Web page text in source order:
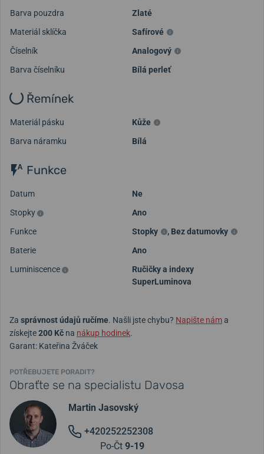
Barva pouzdra
Zlaté
Materiál sklíčka
Safírové
Číselník
Analogový
Barva číselníku
Bílá perleť
Řemínek
Materiál pásku
Kůže
Barva náramku
Bílá
Funkce
Datum
Ne
Stopky
Ano
Funkce
Stopky , Bez datumovky
Baterie
Ano
Luminiscence
Ručičky a indexy
SuperLuminova
Za správnost údajů ručíme. Našli jste chybu? Napište náma
získejte200 Kč na nákup hodinek.
Garant: Kateřina Žváček
POTŘEBUJETE PORADIT?
Obraťte se na specialistu Davosa
Martin Jasovský
+420252252308
Po-Čt 9-19